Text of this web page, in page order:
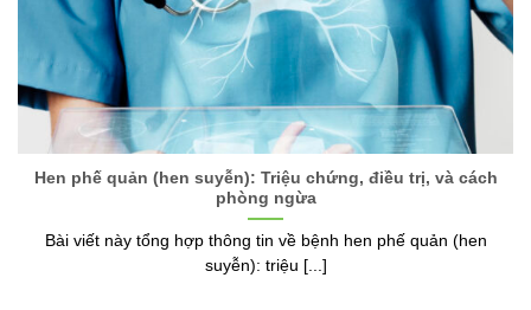
Hen phế quản (hen suyễn): Triệu chứng, điều trị, và cách
phòng ngừa
Bài viết này tổng hợp thông tin về bệnh hen phế quản (hen
suyễn): triệu [...]